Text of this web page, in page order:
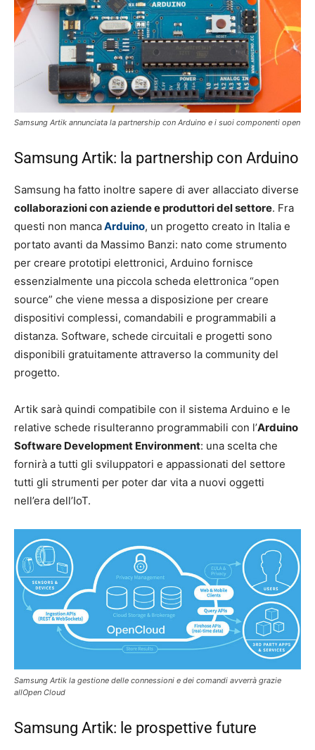
Samsung Artik annunciata la partnership con Arduino e i suoi componenti open
Samsung Artik: la partnership con Arduino
Samsung ha fatto inoltre sapere di aver allacciato diverse
collaborazioni con aziende e produttori del settore. Fra
questi non mancaArduino, un progetto creato in Italia e
portato avanti da Massimo Banzi: nato come strumento
per creare prototipi elettronici, Arduino fornisce
essenzialmente una piccola scheda elettronica “open
source” che viene messa a disposizione per creare
dispositivi complessi, comandabili e programmabili a
distanza. Software, schede circuitali e progetti sono
disponibili gratuitamente attraverso la community del
progetto.
Artik sarà quindi compatibile con il sistema Arduino e le
relative schede risulteranno programmabili con l’Arduino
Software Development Environment: una scelta che
fornirà a tutti gli sviluppatori e appassionati del settore
tutti gli strumenti per poter dar vita a nuovi oggetti
nell’era dell’IoT.
Samsung Artik la gestione delle connessioni e dei comandi avverrà grazie
allOpen Cloud
Samsung Artik: le prospettive future